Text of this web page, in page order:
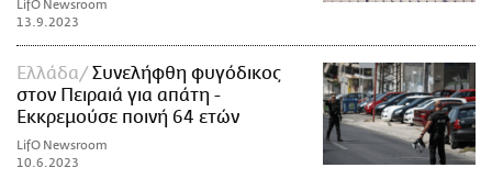
LifO Newsroom
13.9.2023
Ελλάδα
Συνελήφθη φυγόδικος
στον Πειραιά για απάτη -
Εκκρεμούσε ποινή 64 ετών
LifO Newsroom
10.6.2023